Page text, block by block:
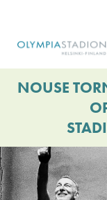
NOUSE